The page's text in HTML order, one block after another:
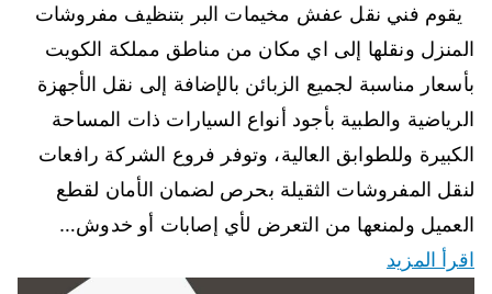
يقوم فني نقل عفش مخيمات البر بتنظيف مفروشات
المنزل ونقلها إلى اي مكان من مناطق مملكة الكويت
بأسعار مناسبة لجميع الزبائن بالإضافة إلى نقل الأجهزة
الرياضية والطبية بأجود أنواع السيارات ذات المساحة
الكبيرة وللطوابق العالية، وتوفر فروع الشركة رافعات
لنقل المفروشات الثقيلة بحرص لضمان الأمان لقطع
العميل ولمنعها من التعرض لأي إصابات أو خدوش…
اقرأ المزيد